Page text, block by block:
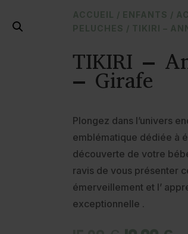
ACCUEIL / ENFANTS /
PELUCHES / TIKIRI –
TIKIRI –
– Girafe
Plongez dans l’univers
emblématique dédiée à
découverte de votre
ravis de vous présenter
émerveillement et l’
exceptionnelle .